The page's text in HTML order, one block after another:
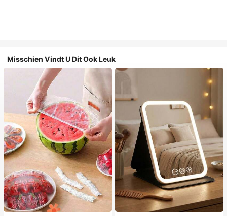
Misschien Vindt U Dit Ook Leuk